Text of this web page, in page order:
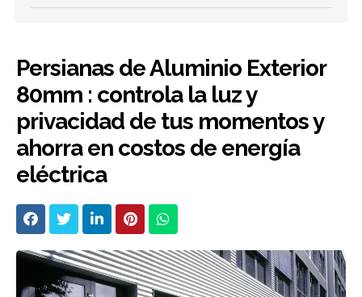
Persianas de Aluminio Exterior
80mm : controla la luz y
privacidad de tus momentos y
ahorra en costos de energía
eléctrica